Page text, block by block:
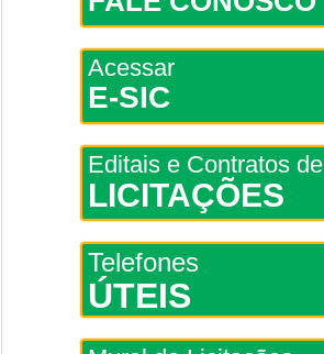
Acessar
E-SIC
Editais e Contratos de
LICITAÇÕES
Telefones
ÚTEIS